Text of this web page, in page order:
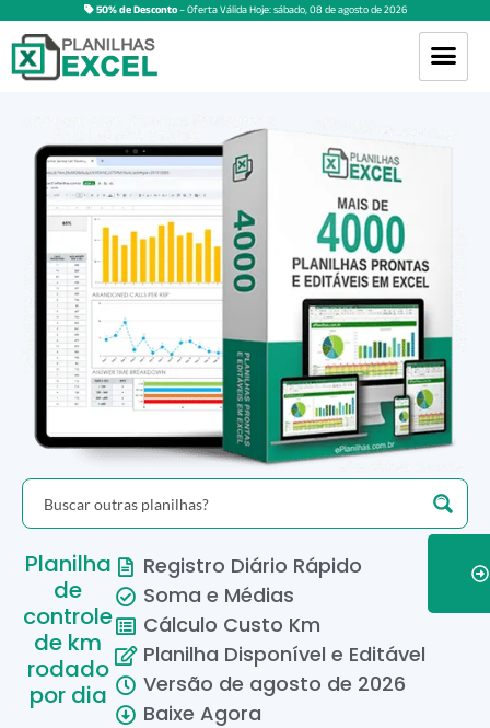
50% de Desconto– Oferta Válida Hoje:sábado,08 deagostode2026
Planilha
de
controle
de km
rodado
por dia
Registro Diário Rápido
Soma e Médias
Cálculo Custo Km
Planilha Disponível e Editável
Versão de agosto de 2026
Baixe Agora